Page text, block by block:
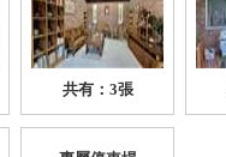
共有：3張